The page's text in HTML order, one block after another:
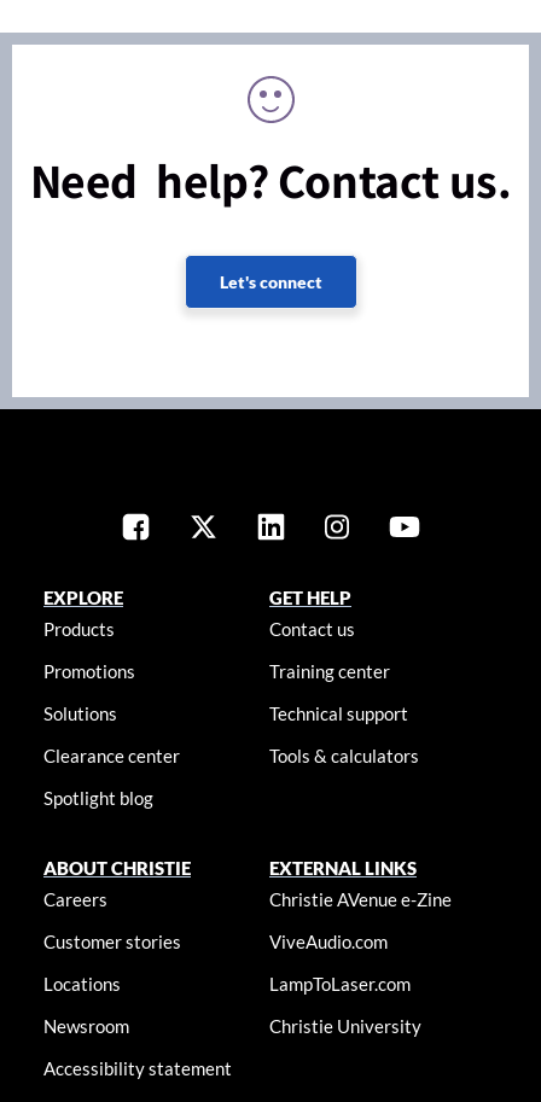
Need help? Contact us.
Let's connect
EXPLORE
Products
Promotions
Solutions
Clearance center
Spotlight blog
GET HELP
Contact us
Training center
Technical support
Tools & calculators
ABOUT CHRISTIE
Careers
Customer stories
Locations
Newsroom
Accessibility statement
EXTERNAL LINKS
Christie AVenue e-Zine
ViveAudio.com
LampToLaser.com
Christie University